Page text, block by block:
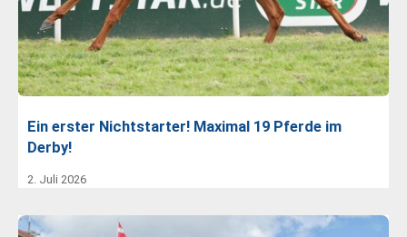
Ein erster Nichtstarter! Maximal 19 Pferde im
Derby!
2. Juli 2026